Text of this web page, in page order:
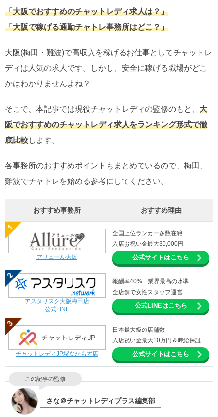
「大阪でおすすめのチャットレディ求人は？」
「大阪で稼げる通勤チャトレ事務所はどこ？」
大阪(梅田・難波)で高収入を稼げるお仕事としてチャットレ
ディは人気の求人です。しかし、安全に稼げる職場がどこ
かはわかりませんよね？
そこで、本記事では現役チャットレディの監修のもと、 大
阪でおすすめのチャットレディ求人をランキング形式で徹
底比較します。
各事務所のおすすめポイントもまとめているので、梅田、
難波でチャトレを始める参考にしてください。
おすすめ事務所 おすすめ理由
アリュール大阪
全国上位ランカー多数在籍
入店お祝い金最大30,000円
公式サイトはこちら
アスタリスク大阪梅田店
公式LINE
報酬率40%！業界最高の水準
全店舗で女性スタッフ運営
公式LINEはこちら
チャットレディJP堺なかもず店
日本最大級の店舗数
入店祝い金最大10万円＆時給保証
公式サイトはこちら
この記事の監修
さな＠チャットレディプラス編集部